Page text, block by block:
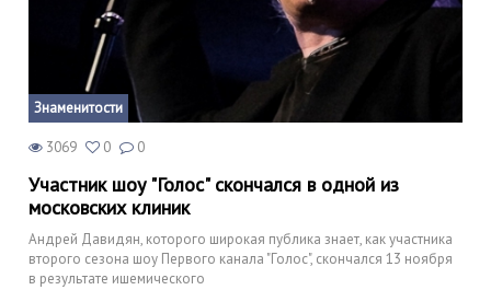
Знаменитости
3069 0 0
Участник шоу "Голос" скончался в одной из
московских клиник
Андрей Давидян, которого широкая публика знает, как участника
второго сезона шоу Первого канала "Голос", скончался 13 ноября
в результате ишемического